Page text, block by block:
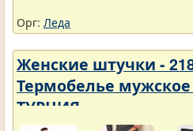
Орг: Леда
Женские штучки -
Термобелье
ТУРЦИЯ